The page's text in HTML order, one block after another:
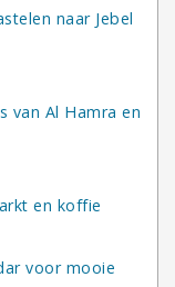
naar Jebel
van Al Hamra en
en koffie
voor mooie